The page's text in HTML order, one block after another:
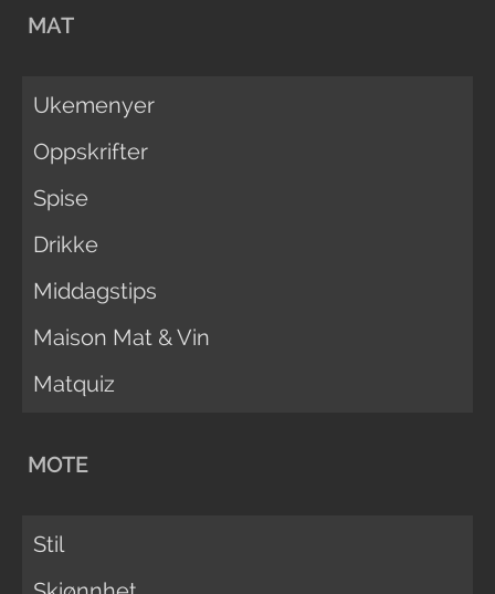
MAT
Ukemenyer
Oppskrifter
Spise
Drikke
Middagstips
Maison Mat & Vin
Matquiz
MOTE
Stil